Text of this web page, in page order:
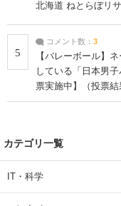
北海道 ねとらぼリ
5
コメント数： 3
【バレーボール】
している「日本男
票実施中】（投票
カテゴリ一覧
IT・科学